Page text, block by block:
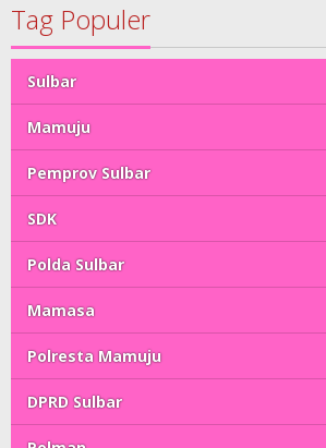
Tag Populer
Sulbar
Mamuju
Pemprov Sulbar
SDK
Polda Sulbar
Mamasa
Polresta Mamuju
DPRD Sulbar